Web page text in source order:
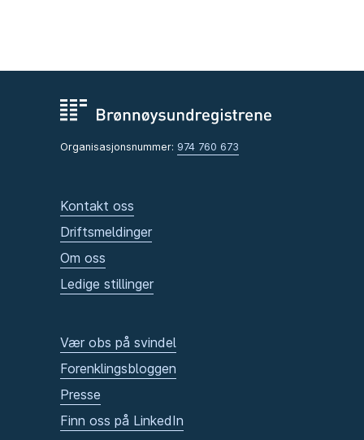
Organisasjonsnummer: 974 760 673
Kontakt oss
Driftsmeldinger
Om oss
Ledige stillinger
Vær obs på svindel
Forenklingsbloggen
Presse
Finn oss på LinkedIn